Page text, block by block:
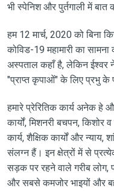
भी स्पेनिश और पुर्तगाली में
हम 12 मार्च, 2020 को बिना
कोविड-19 महामारी का
अस्पताल कहाँ है, लेकिन ईश्वर
"प्राप्त कृपाओं" के लिए प्रभु के
हमारे प्रेरितिक कार्य अनेक हे
कार्यों, मिशनरी बचपन, किशोर
कार्य, शैक्षिक कार्यों और
संलग्न हैं। इन क्षेत्रों में से
सड़क पर रहने वाले गरीब लोग,
और सबसे कमजोर भाइयों और